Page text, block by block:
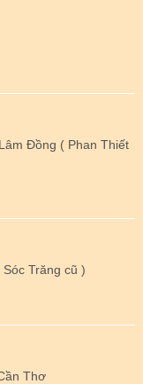
Đồng ( Phan Thiết
Trăng cũ )
Thơ